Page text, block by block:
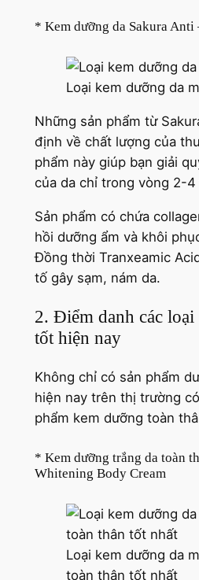
* Kem dưỡng da Sakura
Loại kem dưỡng da
Những sản phẩm từ
định về chất lượng của
phẩm này giúp bạn giải
của da chỉ trong vòng 2-4
Sản phẩm có chứa
hồi dưỡng ẩm và khôi
Đồng thời Tranxeamic
tố gây sạm, nám da.
2. Điểm danh các loại
tốt hiện nay
Không chỉ có sản phẩm
hiện nay trên thị trường
phẩm kem dưỡng toàn
* Kem dưỡng trắng da toàn
Whitening Body Cream
Loại kem dưỡng da
toàn thân tốt nhất